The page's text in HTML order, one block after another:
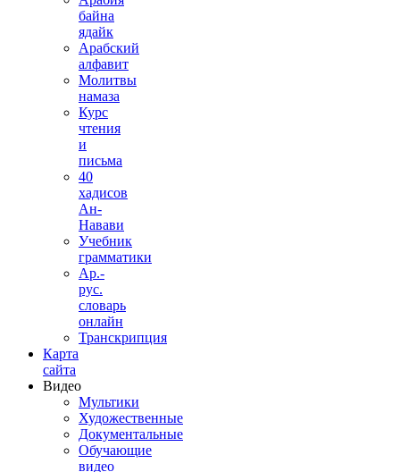
байна
ядайк
Арабский
алфавит
Молитвы
намаза
Курс
чтения
и
письма
40
хадисов
Ан-
Навави
Учебник
грамматики
Ар.-
рус.
словарь
онлайн
Транскрипция
Карта
сайта
Видео
Мультики
Художественные
Документальные
Обучающие
видео